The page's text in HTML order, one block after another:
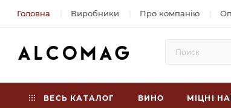
Головна Виробники Про компанію
ВЕСЬ КАТАЛОГ ВИНО МІЦНІ